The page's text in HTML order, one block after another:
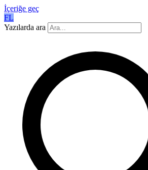
İçeriğe geç
FL
Yazılarda ara